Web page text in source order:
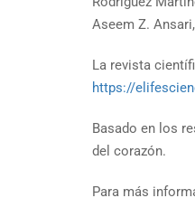
Aseem Z.
La revista
https://
Basado en los
del corazón.
Para más